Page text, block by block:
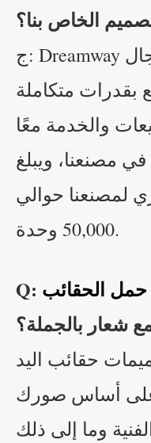
الخاص بنا؟
ج: Dreamway هي شركة رائدة في مجال
بقدرات متكاملة
من 100 عامل في مصنعنا، ويبلغ
لمصنعنا حوالي
50,000 وحدة.
الحقائب
شعار بالجملة؟
حقائب اليد
على أساس صورك